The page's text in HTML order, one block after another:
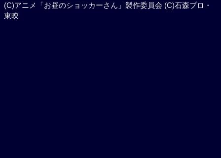
(C)アニメ「お昼のショッカーさん」製作委員会 (C)石森プロ・
東映